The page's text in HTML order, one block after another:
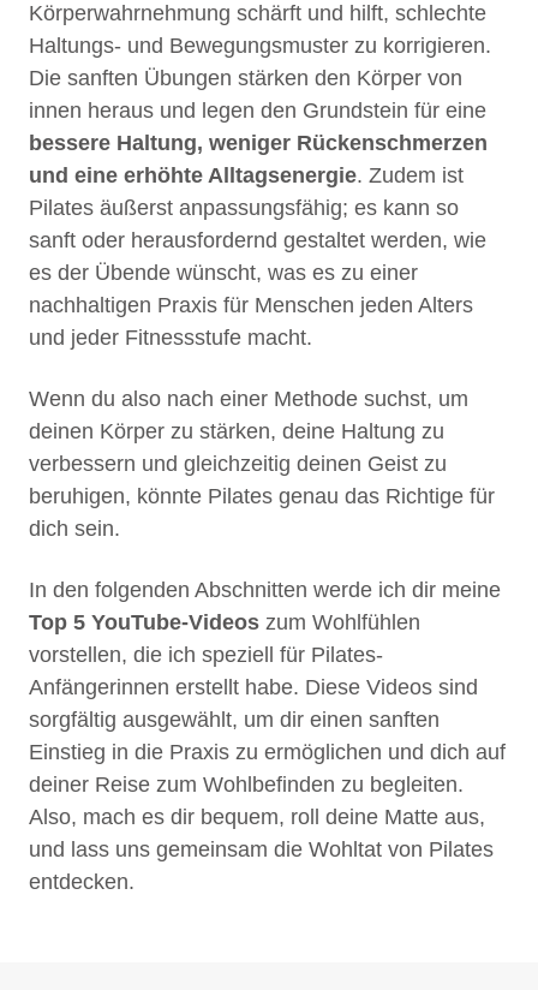
Körperwahrnehmung schärft und hilft, schlechte
Haltungs- und Bewegungsmuster zu korrigieren.
Die sanften Übungen stärken den Körper von
innen heraus und legen den Grundstein für eine
bessere Haltung, weniger Rückenschmerzen
und eine erhöhte Alltagsenergie. Zudem ist
Pilates äußerst anpassungsfähig; es kann so
sanft oder herausfordernd gestaltet werden, wie
es der Übende wünscht, was es zu einer
nachhaltigen Praxis für Menschen jeden Alters
und jeder Fitnessstufe macht.
Wenn du also nach einer Methode suchst, um
deinen Körper zu stärken, deine Haltung zu
verbessern und gleichzeitig deinen Geist zu
beruhigen, könnte Pilates genau das Richtige für
dich sein.
In den folgenden Abschnitten werde ich dir meine
Top 5 YouTube-Videos zum Wohlfühlen
vorstellen, die ich speziell für Pilates-
Anfängerinnen erstellt habe. Diese Videos sind
sorgfältig ausgewählt, um dir einen sanften
Einstieg in die Praxis zu ermöglichen und dich auf
deiner Reise zum Wohlbefinden zu begleiten.
Also, mach es dir bequem, roll deine Matte aus,
und lass uns gemeinsam die Wohltat von Pilates
entdecken.